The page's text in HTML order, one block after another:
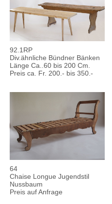
92.1RP
Div.ähnliche Bündner Bänken
Länge Ca..60 bis 200 Cm.
Preis ca. Fr. 200.- bis 350.-
64
Chaise Longue Jugendstil
Nussbaum
Preis auf Anfrage